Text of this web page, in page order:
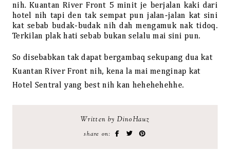
nih. Kuantan River Front 5 minit je berjalan kaki dari
hotel nih tapi den tak sempat pun jalan-jalan kat sini
kat sebab budak-budak nih dah mengamuk nak tidoq.
Terkilan plak hati sebab bukan selalu mai sini pun.
So disebabkan tak dapat bergambaq sekupang dua kat
Kuantan River Front nih, kena la mai menginap kat
Hotel Sentral yang best nih kan hehehehehhe.
Written by DinoHauz
share on: